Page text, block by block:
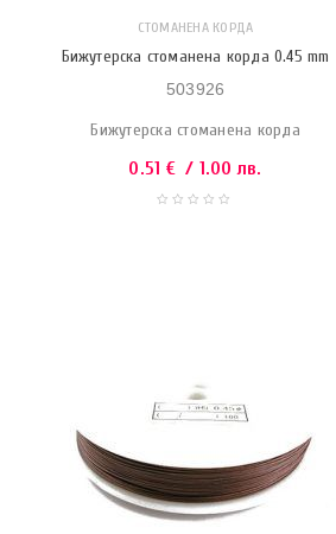
СТОМАНЕНА КОРДА
Бижутерска стоманена корда 0.45 mm
503926
Бижутерска стоманена корда
0.51 € / 1.00 лв.